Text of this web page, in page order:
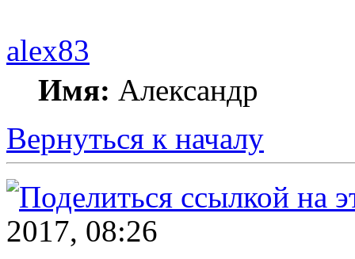
alex83
Имя: Александр
Вернуться к началу
2017, 08:26